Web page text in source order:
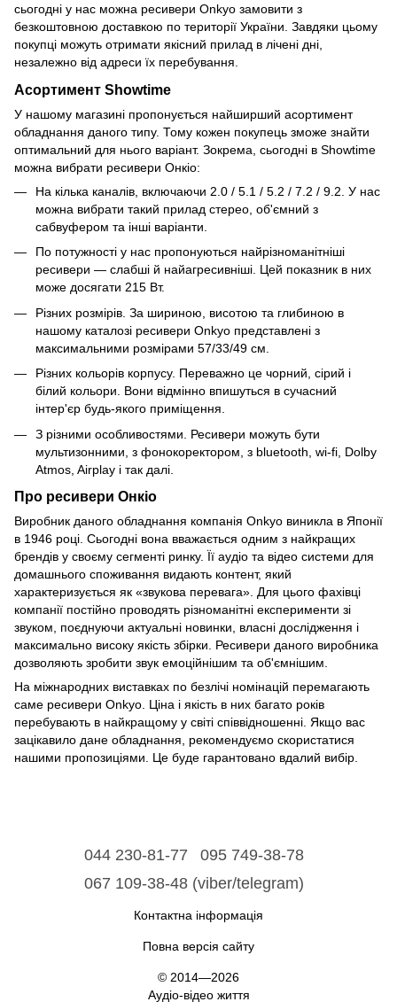
сьогодні у нас можна ресивери Onkyo замовити з
безкоштовною доставкою по території України. Завдяки цьому
покупці можуть отримати якісний прилад в лічені дні,
незалежно від адреси їх перебування.
Асортимент Showtime
У нашому магазині пропонується найширший асортимент
обладнання даного типу. Тому кожен покупець зможе знайти
оптимальний для нього варіант. Зокрема, сьогодні в Showtime
можна вибрати ресивери Онкіо:
На кілька каналів, включаючи 2.0 / 5.1 / 5.2 / 7.2 / 9.2. У нас
можна вибрати такий прилад стерео, об'ємний з
сабвуфером та інші варіанти.
По потужності у нас пропонуються найрізноманітніші
ресивери — слабші й найагресивніші. Цей показник в них
може досягати 215 Вт.
Різних розмірів. За шириною, висотою та глибиною в
нашому каталозі ресивери Onkyo представлені з
максимальними розмірами 57/33/49 см.
Різних кольорів корпусу. Переважно це чорний, сірий і
білий кольори. Вони відмінно впишуться в сучасний
інтер'єр будь-якого приміщення.
З різними особливостями. Ресивери можуть бути
мультизонними, з фонокоректором, з bluetooth, wi-fi, Dolby
Atmos, Airplay і так далі.
Про ресивери Онкіо
Виробник даного обладнання компанія Onkyo виникла в Японії
в 1946 році. Сьогодні вона вважається одним з найкращих
брендів у своєму сегменті ринку. Її аудіо та відео системи для
домашнього споживання видають контент, який
характеризується як «звукова перевага». Для цього фахівці
компанії постійно проводять різноманітні експерименти зі
звуком, поєднуючи актуальні новинки, власні дослідження і
максимально високу якість збірки. Ресивери даного виробника
дозволяють зробити звук емоційнішим та об'ємнішим.
На міжнародних виставках по безлічі номінацій перемагають
саме ресивери Onkyo. Ціна і якість в них багато років
перебувають в найкращому у світі співвідношенні. Якщо вас
зацікавило дане обладнання, рекомендуємо скористатися
нашими пропозиціями. Це буде гарантовано вдалий вибір.
044 230-81-77
095 749-38-78
067 109-38-48 (viber/telegram)
Контактна інформація
Повна версія сайту
© 2014—2026
Аудіо-відео життя